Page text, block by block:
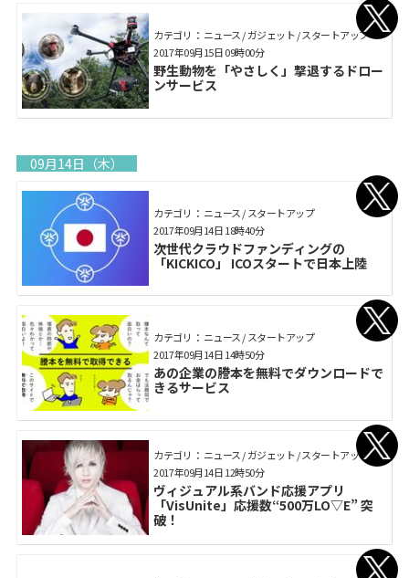
カテゴリ： ニュース / ガジェット / スタートアップ
野生動物を「やさしく」撃退するドロー
ンサービス
2017年09月15日 09時00分
09月14日（木）
カテゴリ： ニュース / スタートアップ
次世代クラウドファンディングの
「KICKICO」 ICOスタートで日本上陸
2017年09月14日 18時40分
カテゴリ： ニュース / スタートアップ
あの企業の謄本を無料でダウンロードで
きるサービス
2017年09月14日 14時50分
カテゴリ： ニュース / ガジェット / スタートアップ
ヴィジュアル系バンド応援アプリ
「VisUnite」応援数“500万LO▽E” 突
破！
2017年09月14日 12時50分